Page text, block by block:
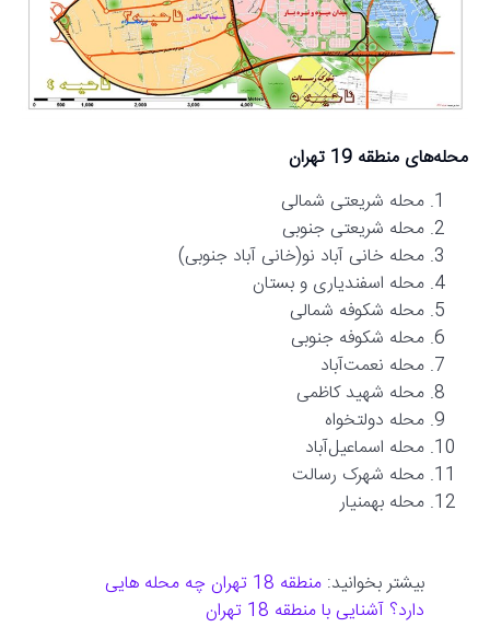
محله‌های منطقه 19 تهران
محله شریعتی شمالی
محله شریعتی جنوبی
محله خانی آباد نو(خانی آباد جنوبی)
محله اسفندیاری و بستان
محله شکوفه شمالی
محله شکوفه جنوبی
محله نعمت‌آباد
محله شهید کاظمی
محله دولتخواه
محله اسماعیل‌آباد
محله شهرک رسالت
محله بهمنیار
بیشتر بخوانید:
منطقه 18 تهران چه محله هایی
دارد؟ آشنایی با منطقه 18 تهران